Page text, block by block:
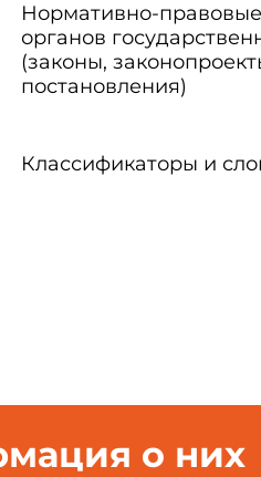
Нормативно-
органов
(законы,
постановления)
Классификаторы и
о них